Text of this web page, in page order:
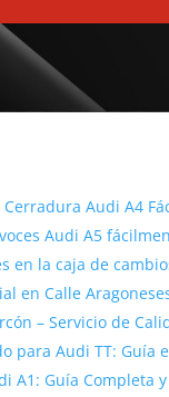
Audi A4
Audi A5
en la caja de
en Calle
– Servicio de
para Audi TT: Guía
A1: Guía Completa y